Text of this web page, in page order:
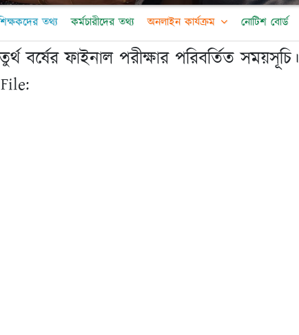
তথ্য কর্মচারীদের তথ্য অনলাইন কার্যক্রম নোটিশ বোর্ড
বর্ষের ফাইনাল পরীক্ষার পরিবর্তিত সময়সূচি।